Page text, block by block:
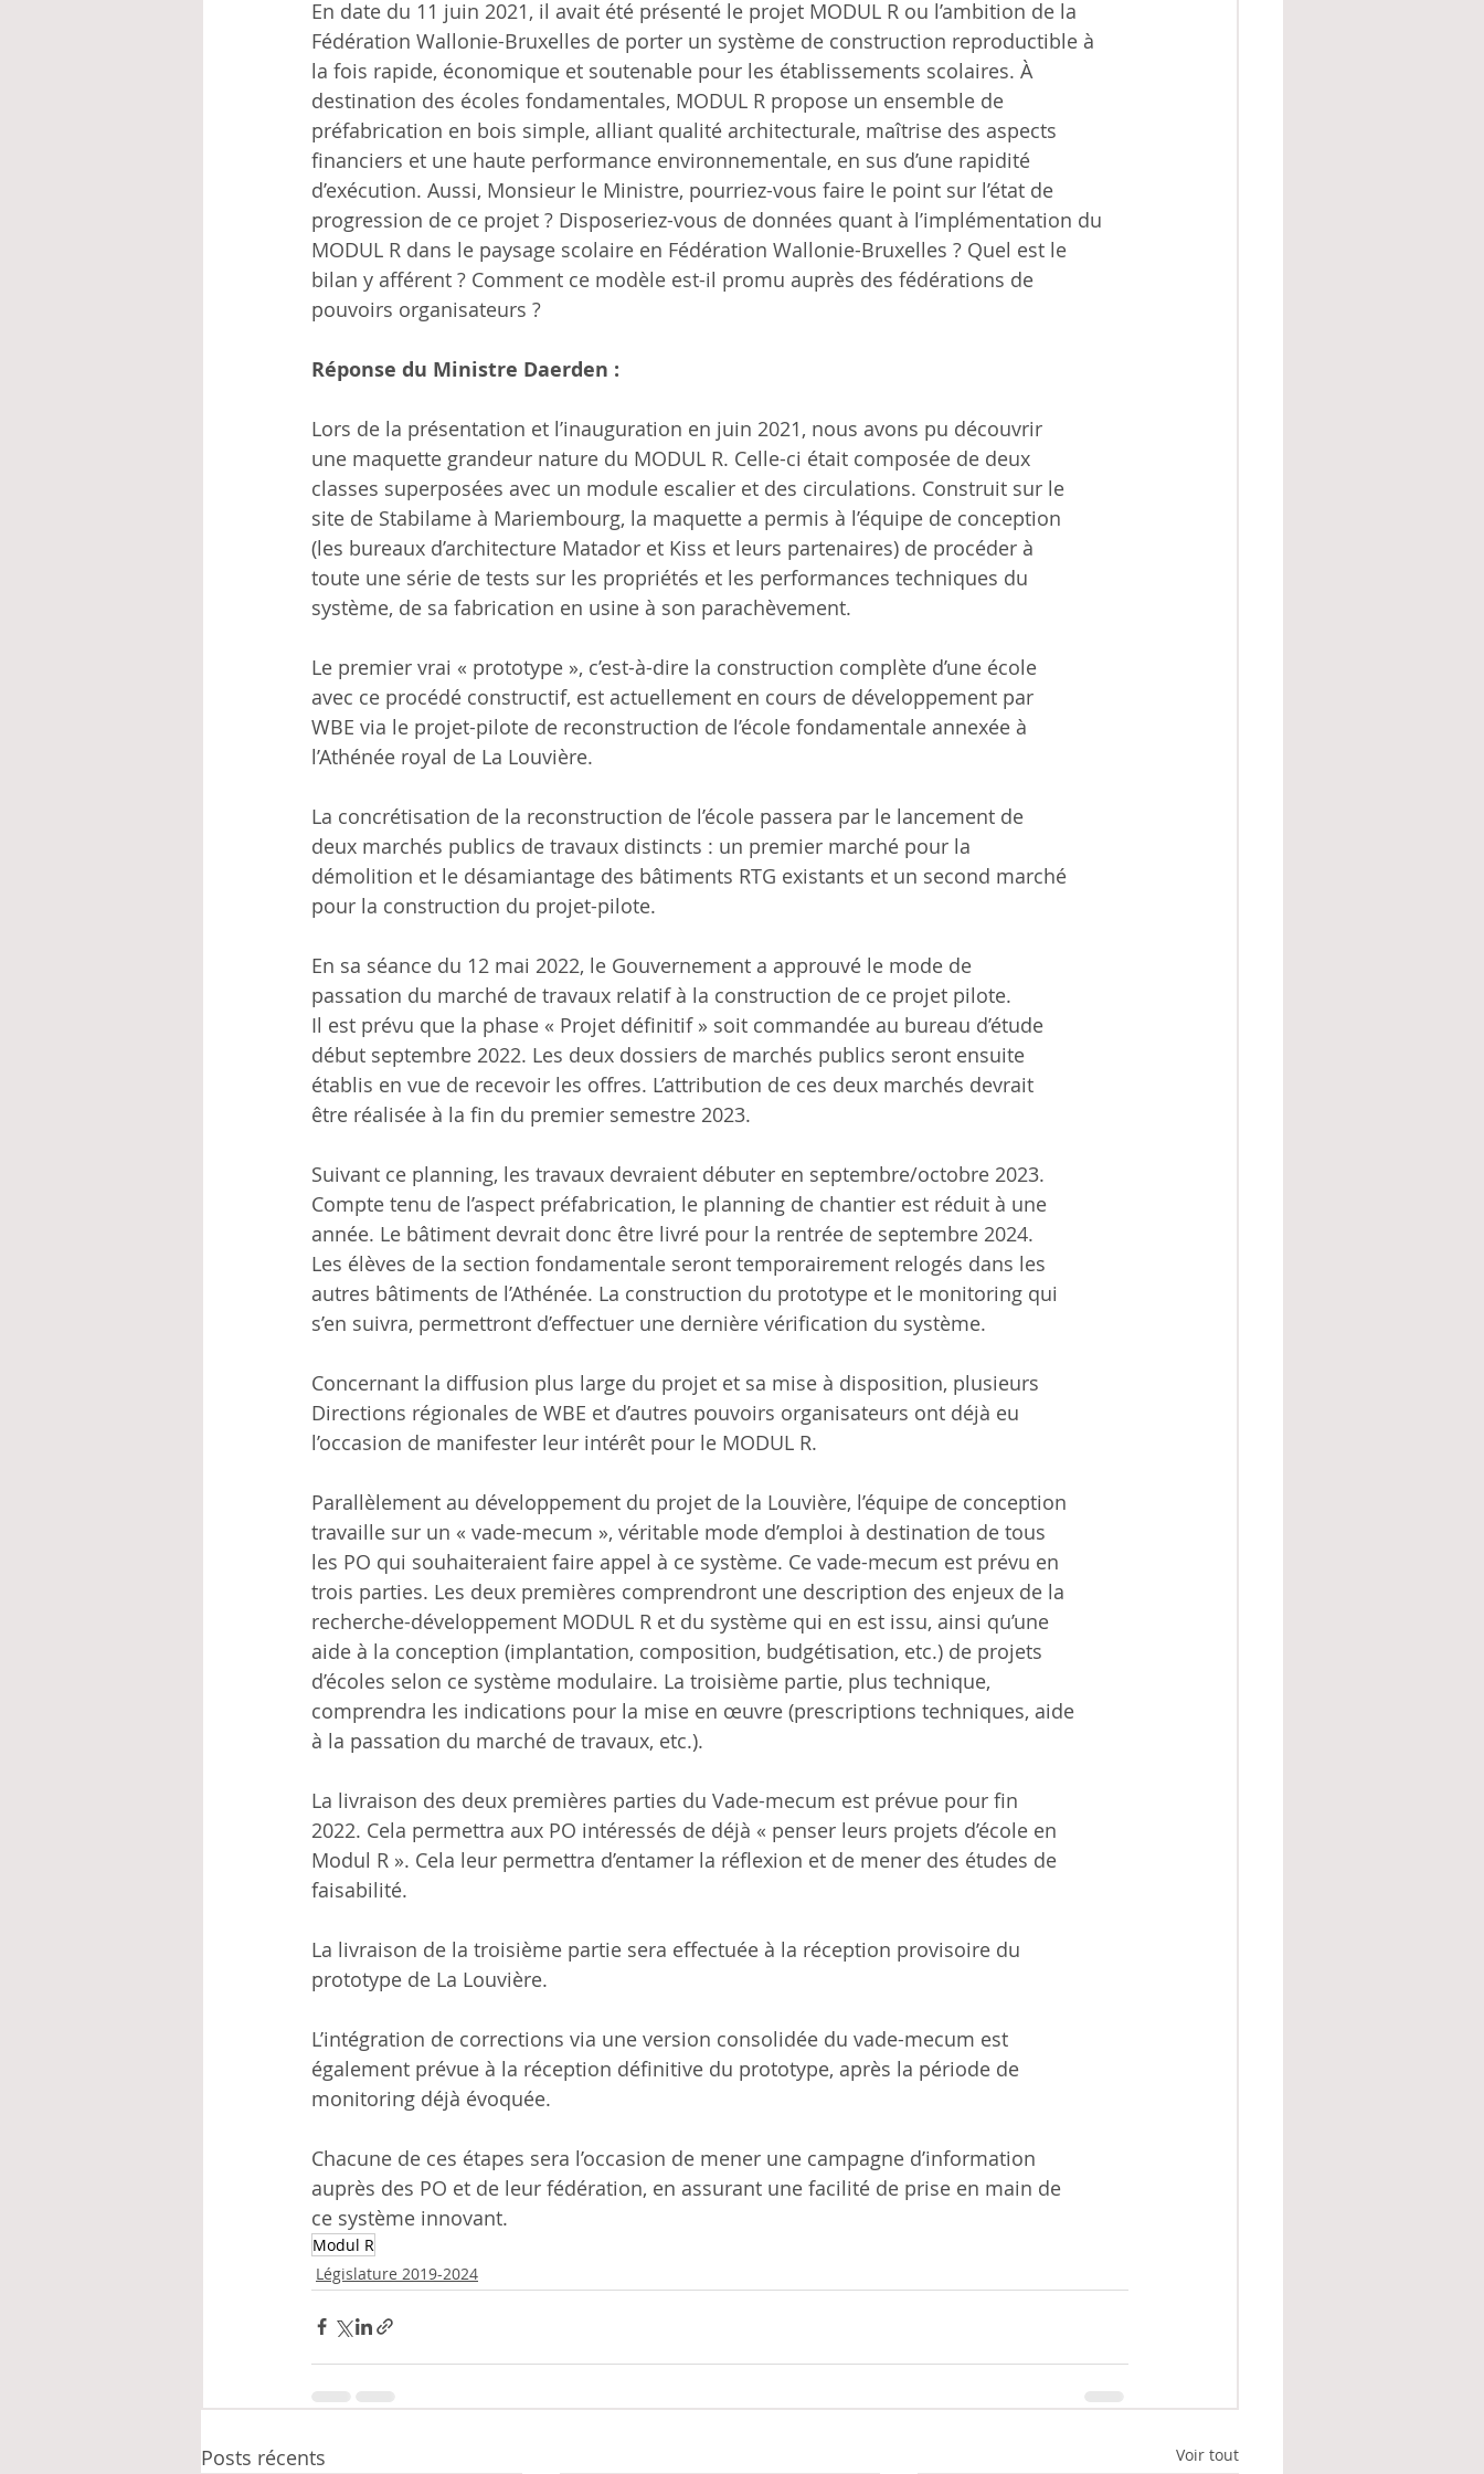
En date du 11 juin 2021, il avait été présenté le projet MODUL R ou l’ambition de la
Fédération Wallonie-Bruxelles de porter un système de construction reproductible à
la fois rapide, économique et soutenable pour les établissements scolaires. À
destination des écoles fondamentales, MODUL R propose un ensemble de
préfabrication en bois simple, alliant qualité architecturale, maîtrise des aspects
financiers et une haute performance environnementale, en sus d’une rapidité
d’exécution. Aussi, Monsieur le Ministre, pourriez-vous faire le point sur l’état de
progression de ce projet ? Disposeriez-vous de données quant à l’implémentation du
MODUL R dans le paysage scolaire en Fédération Wallonie-Bruxelles ? Quel est le
bilan y afférent ? Comment ce modèle est-il promu auprès des fédérations de
pouvoirs organisateurs ?
Réponse du Ministre Daerden :
Lors de la présentation et l’inauguration en juin 2021, nous avons pu découvrir
une maquette grandeur nature du MODUL R. Celle-ci était composée de deux
classes superposées avec un module escalier et des circulations. Construit sur le
site de Stabilame à Mariembourg, la maquette a permis à l’équipe de conception
(les bureaux d’architecture Matador et Kiss et leurs partenaires) de procéder à
toute une série de tests sur les propriétés et les performances techniques du
système, de sa fabrication en usine à son parachèvement.
Le premier vrai « prototype », c’est-à-dire la construction complète d’une école
avec ce procédé constructif, est actuellement en cours de développement par
WBE via le projet-pilote de reconstruction de l’école fondamentale annexée à
l’Athénée royal de La Louvière.
La concrétisation de la reconstruction de l’école passera par le lancement de
deux marchés publics de travaux distincts : un premier marché pour la
démolition et le désamiantage des bâtiments RTG existants et un second marché
pour la construction du projet-pilote.
En sa séance du 12 mai 2022, le Gouvernement a approuvé le mode de
passation du marché de travaux relatif à la construction de ce projet pilote.
Il est prévu que la phase « Projet définitif » soit commandée au bureau d’étude
début septembre 2022. Les deux dossiers de marchés publics seront ensuite
établis en vue de recevoir les offres. L’attribution de ces deux marchés devrait
être réalisée à la fin du premier semestre 2023.
Suivant ce planning, les travaux devraient débuter en septembre/octobre 2023.
Compte tenu de l’aspect préfabrication, le planning de chantier est réduit à une
année. Le bâtiment devrait donc être livré pour la rentrée de septembre 2024.
Les élèves de la section fondamentale seront temporairement relogés dans les
autres bâtiments de l’Athénée. La construction du prototype et le monitoring qui
s’en suivra, permettront d’effectuer une dernière vérification du système.
Concernant la diffusion plus large du projet et sa mise à disposition, plusieurs
Directions régionales de WBE et d’autres pouvoirs organisateurs ont déjà eu
l’occasion de manifester leur intérêt pour le MODUL R.
Parallèlement au développement du projet de la Louvière, l’équipe de conception
travaille sur un « vade-mecum », véritable mode d’emploi à destination de tous
les PO qui souhaiteraient faire appel à ce système. Ce vade-mecum est prévu en
trois parties. Les deux premières comprendront une description des enjeux de la
recherche-développement MODUL R et du système qui en est issu, ainsi qu’une
aide à la conception (implantation, composition, budgétisation, etc.) de projets
d’écoles selon ce système modulaire. La troisième partie, plus technique,
comprendra les indications pour la mise en œuvre (prescriptions techniques, aide
à la passation du marché de travaux, etc.).
La livraison des deux premières parties du Vade-mecum est prévue pour fin
2022. Cela permettra aux PO intéressés de déjà « penser leurs projets d’école en
Modul R ». Cela leur permettra d’entamer la réflexion et de mener des études de
faisabilité.
La livraison de la troisième partie sera effectuée à la réception provisoire du
prototype de La Louvière.
L’intégration de corrections via une version consolidée du vade-mecum est
également prévue à la réception définitive du prototype, après la période de
monitoring déjà évoquée.
Chacune de ces étapes sera l’occasion de mener une campagne d’information
auprès des PO et de leur fédération, en assurant une facilité de prise en main de
ce système innovant.
Modul R
Législature 2019-2024
Posts récents Voir tout